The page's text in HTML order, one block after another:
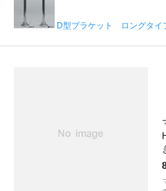
D型ブラケット ロングタイ